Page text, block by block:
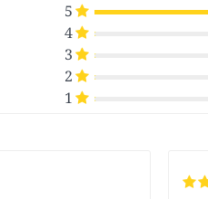
5
4
3
2
1